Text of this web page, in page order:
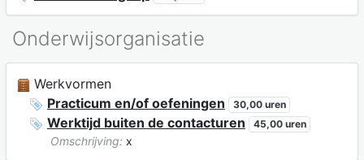
Onderwijsorganisatie
Werkvormen
Practicum en/of oefeningen
30,00 uren
Werktijd buiten de contacturen 45,00 uren
Omschrijving: x